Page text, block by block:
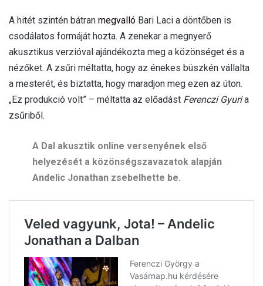
A hitét szintén bátran megvalló Bari Laci a döntőben is
csodálatos formáját hozta. A zenekar a megnyerő
akusztikus verzióval ajándékozta meg a közönséget és a
nézőket. A zsűri méltatta, hogy az énekes büszkén vállalta
a mesterét, és biztatta, hogy maradjon meg ezen az úton.
„Ez produkció volt” – méltatta az előadást Ferenczi Gyuria
zsűriből.
A Dal akusztik online versenyének első
helyezését a közönségszavazatok alapján
Andelic Jonathan zsebelhette be.